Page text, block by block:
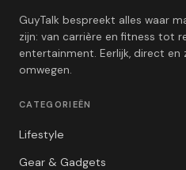
GuyTalk bespreekt alles waar
zijn: van carrière en fitness tot
entertainment. Eerlijk, direct en
omwegen.
CATEGORIEËN
Lifestyle
Gear & Gadgets